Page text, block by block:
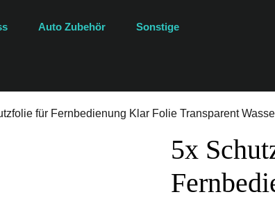
Auto Zubehör Sonstige
für Fernbedienung Klar Folie Transparent
5x